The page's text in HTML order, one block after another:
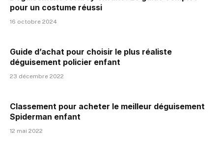
pour un costume réussi
16 octobre 2024
Guide d’achat pour choisir le plus réaliste
déguisement policier enfant
23 décembre 2022
Classement pour acheter le meilleur déguisement
Spiderman enfant
12 mai 2022